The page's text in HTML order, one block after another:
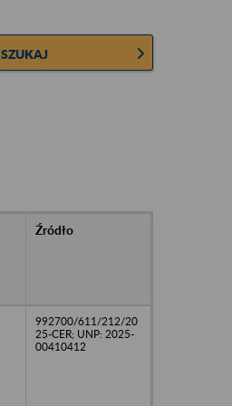
SZUKAJ
Źródło
992700/611/212/20
25-CER; UNP: 2025-
00410412